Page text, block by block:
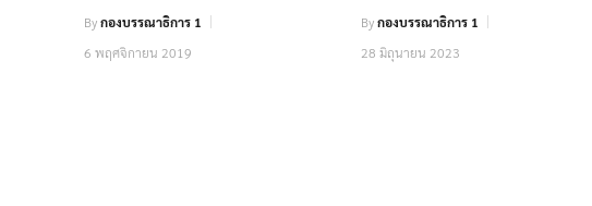
Byกองบรรณาธิการ 1
6 พฤศจิกายน 2019
Byกองบรรณาธิการ 1
28 มิถุนายน 2023